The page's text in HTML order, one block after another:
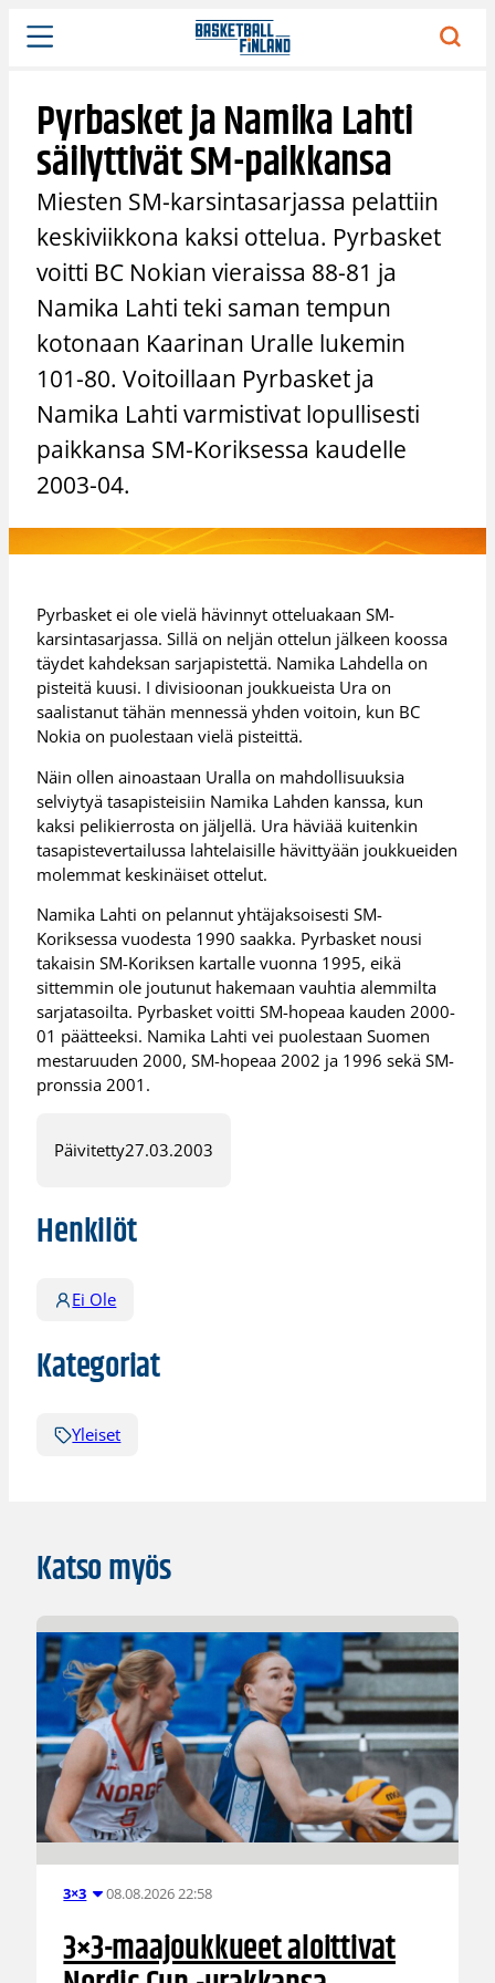
Siirry
sisältöön
Pyrbasket ja Namika Lahti
säilyttivät SM-paikkansa
Miesten SM-karsintasarjassa pelattiin
keskiviikkona kaksi ottelua. Pyrbasket
voitti BC Nokian vieraissa 88-81 ja
Namika Lahti teki saman tempun
kotonaan Kaarinan Uralle lukemin
101-80. Voitoillaan Pyrbasket ja
Namika Lahti varmistivat lopullisesti
paikkansa SM-Koriksessa kaudelle
2003-04.
Pyrbasket ei ole vielä hävinnyt otteluakaan SM-
karsintasarjassa. Sillä on neljän ottelun jälkeen koossa
täydet kahdeksan sarjapistettä. Namika Lahdella on
pisteitä kuusi. I divisioonan joukkueista Ura on
saalistanut tähän mennessä yhden voitoin, kun BC
Nokia on puolestaan vielä pisteittä.
Näin ollen ainoastaan Uralla on mahdollisuuksia
selviytyä tasapisteisiin Namika Lahden kanssa, kun
kaksi pelikierrosta on jäljellä. Ura häviää kuitenkin
tasapistevertailussa lahtelaisille hävittyään joukkueiden
molemmat keskinäiset ottelut.
Namika Lahti on pelannut yhtäjaksoisesti SM-
Koriksessa vuodesta 1990 saakka. Pyrbasket nousi
takaisin SM-Koriksen kartalle vuonna 1995, eikä
sittemmin ole joutunut hakemaan vauhtia alemmilta
sarjatasoilta. Pyrbasket voitti SM-hopeaa kauden 2000-
01 päätteeksi. Namika Lahti vei puolestaan Suomen
mestaruuden 2000, SM-hopeaa 2002 ja 1996 sekä SM-
pronssia 2001.
Päivitetty27.03.2003
Henkilöt
Ei Ole
Kategoriat
Yleiset
Katso myös
3×3 08.08.2026 22:58
3×3-maajoukkueet aloittivat